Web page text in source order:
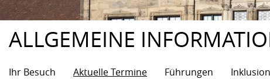
ALLGEMEINE
Ihr Besuch Aktuelle Termine Führungen Inklusion